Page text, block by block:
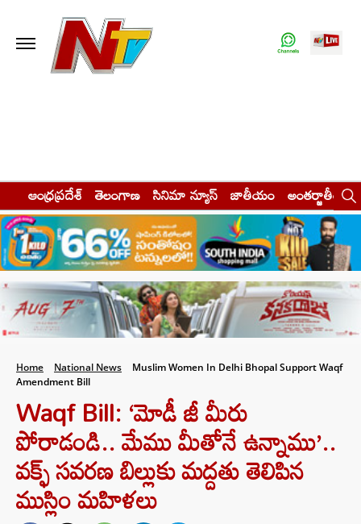
ఆంధ్రప్రదేశ్ తెలంగాణ సినిమా న్యూస్ జాతీయం అంతర్జాతీయం
Home National News
Muslim Women In Delhi Bhopal Support Waqf
Amendment Bill
Waqf Bill: ‘మోడీ జీ మీరు
పోరాడండి.. మేము మీతోనే ఉన్నాము’..
వక్ఫ్ సవరణ బిల్లుకు మద్దతు తెలిపిన
ముస్లిం మహిళలు